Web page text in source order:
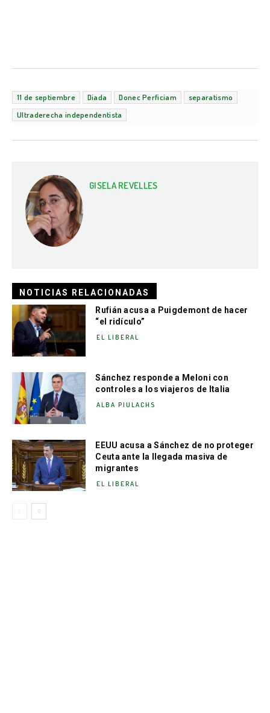
11 de septiembre Diada Donec Perficiam
separatismo
Ultraderecha independentista
GISELA REVELLES
NOTICIAS RELACIONADAS
Rufián acusa a Puigdemont de hacer
“el ridículo”
EL LIBERAL
Sánchez responde a Meloni con
controles a los viajeros de Italia
ALBA PIULACHS
EEUU acusa a Sánchez de no proteger
Ceuta ante la llegada masiva de
migrantes
EL LIBERAL